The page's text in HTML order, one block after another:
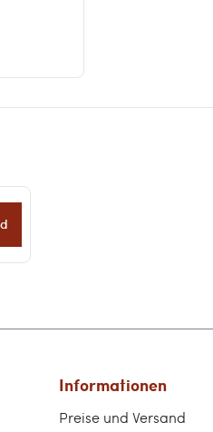
Informationen
Preise und Versand